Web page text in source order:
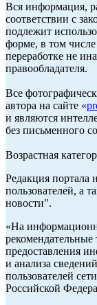
Вся информация,
соответствии с
подлежит
форме, в том
переработке не
правообладателя.
Все
автора на сайте «
и являются
без письменного
Возрастная
Редакция портала
пользователей, а
новости".
«На
предоставления
и анализа
пользователей
Российской